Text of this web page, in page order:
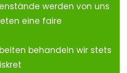
werden von uns
eine faire
behandeln wir stets